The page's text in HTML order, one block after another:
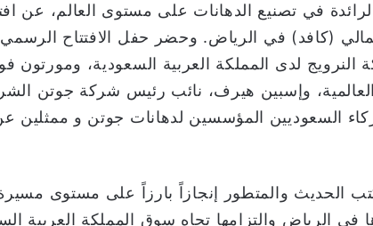
في تصنيع الدهانات على مستوى العالم، عن
(كافد) في الرياض. وحضر حفل الافتتاح الرسمي
لدى المملكة العربية السعودية، ومورتون
وإسبين هيرف، نائب رئيس شركة جوتن
السعوديين المؤسسين لدهانات جوتن و ممثلين
الحديث والمتطور إنجازاً بارزاً على مستوى
في الرياض والتزامها تجاه سوق المملكة العربية